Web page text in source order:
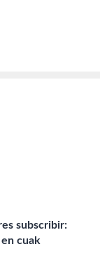
subscribir:
cuak